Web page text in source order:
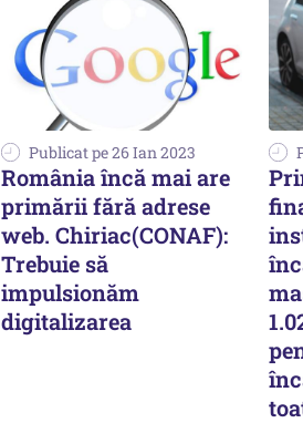
Publicat pe 26 Ian 2023
România încă mai are
primării fără adrese
web. Chiriac(CONAF):
Trebuie să
impulsionăm
digitalizarea